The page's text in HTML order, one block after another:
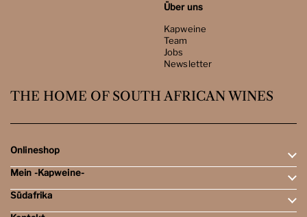
Über uns
Kapweine
Team
Jobs
Newsletter
THE HOME OF SOUTH AFRICAN WINES
Onlineshop
Rotweine
Weissweine
Schaumweine
Tasting-Sets
Mein -Kapweine-
Mein Konto
Meine Bestellungen
Südafrika